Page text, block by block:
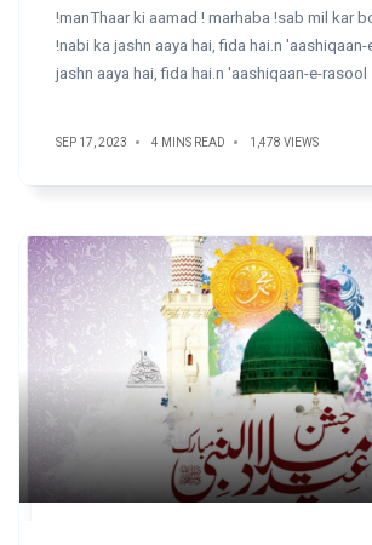
!manThaar ki aamad ! marhaba !sab mil kar
!nabi ka jashn aaya hai, fida hai.n
jashn aaya hai, fida hai.n 'aashiqaan-e-rasool
SEP 17, 2023 4 MINS READ 1,478 VIEWS